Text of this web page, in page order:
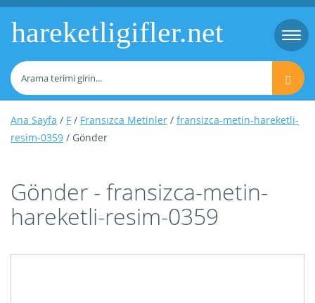
hareketligifler.net
Ana Sayfa / F / Fransızca Metinler / fransizca-metin-hareketli-
resim-0359 / Gönder
Gönder - fransizca-metin-
hareketli-resim-0359